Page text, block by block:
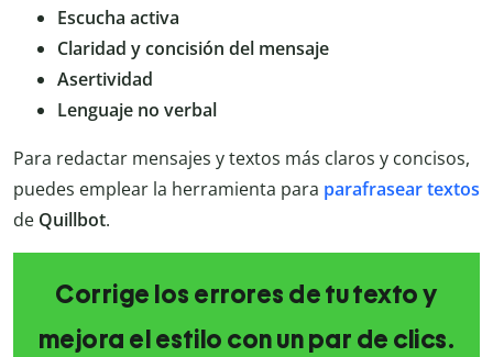
Escucha activa
Claridad y concisión del mensaje
Asertividad
Lenguaje no verbal
Para redactar mensajes y textos más claros y concisos,
puedes emplear la herramienta para parafrasear textos
de Quillbot.
Corrige los errores de tu texto y
mejora el estilo con un par de clics.